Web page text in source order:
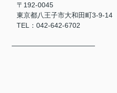
〒192-0045
東京都八王子市大和田町3-9-14
TEL：042-642-6702
─────────────────